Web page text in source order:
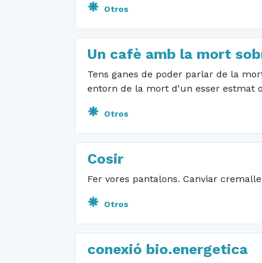
Otros
Un cafè amb la mort
Tens ganes de poder parlar de la
entorn de la mort d'un esser estmat
Otros
Cosir
Fer vores pantalons. Canviar
Otros
conexió bio.energetica